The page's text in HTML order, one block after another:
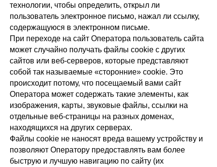
технологии, чтобы определить, открыл ли
пользователь электронное письмо, нажал ли ссылку,
содержащуюся в электронном письме.
При переходе на сайт Оператора пользователь сайта
может случайно получать файлы cookie с других
сайтов или веб-серверов, которые представляют
собой так называемые «сторонние» cookie. Это
происходит потому, что посещаемый вами сайт
Оператора может содержать такие элементы, как
изображения, карты, звуковые файлы, ссылки на
отдельные веб-страницы на разных доменах,
находящихся на других серверах.
Файлы cookie не наносят вреда вашему устройству и
позволяют Оператору предоставлять вам более
быструю и лучшую навигацию по сайту (их